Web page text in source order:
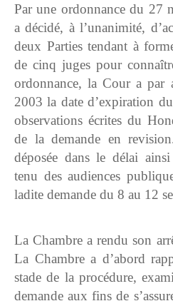
Par une ordonnance du 27
a décidé, à l’unanimité,
deux Parties tendant à
de cinq juges pour
ordonnance, la Cour a par
2003 la date d’expiration
observations écrites du
de la demande en
déposée dans le délai
tenu des audiences
ladite demande du 8 au 12
La Chambre a rendu son
La Chambre a d’abord
stade de la procédure,
demande aux fins de